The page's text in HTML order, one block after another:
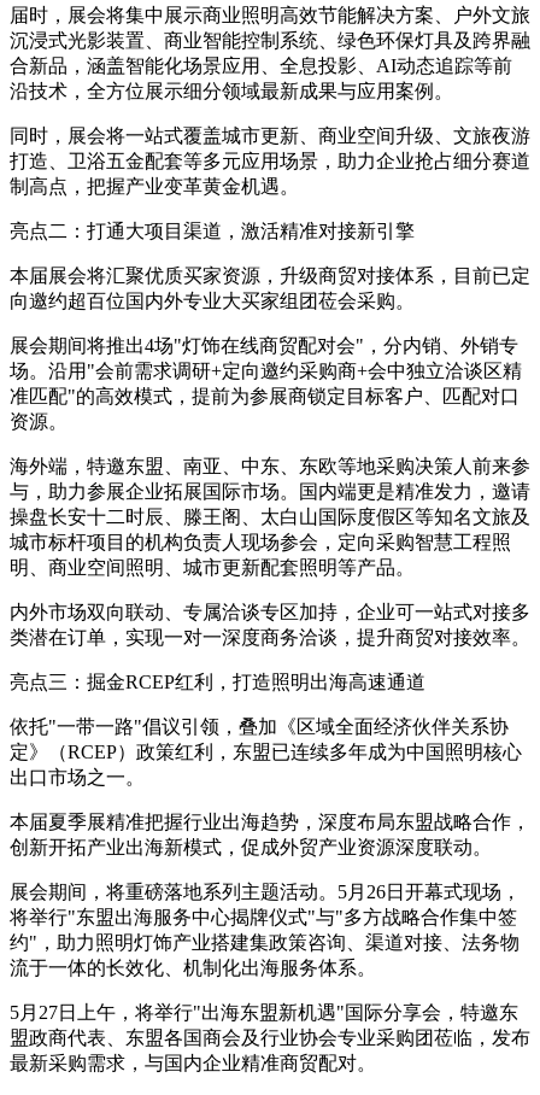
届时，展会将集中展示商业照明高效节能解决方案、户外文旅
沉浸式光影装置、商业智能控制系统、绿色环保灯具及跨界融
合新品，涵盖智能化场景应用、全息投影、AI动态追踪等前
沿技术，全方位展示细分领域最新成果与应用案例。
同时，展会将一站式覆盖城市更新、商业空间升级、文旅夜游
打造、卫浴五金配套等多元应用场景，助力企业抢占细分赛道
制高点，把握产业变革黄金机遇。
亮点二：打通大项目渠道，激活精准对接新引擎
本届展会将汇聚优质买家资源，升级商贸对接体系，目前已定
向邀约超百位国内外专业大买家组团莅会采购。
展会期间将推出4场"灯饰在线商贸配对会"，分内销、外销专
场。沿用"会前需求调研+定向邀约采购商+会中独立洽谈区精
准匹配"的高效模式，提前为参展商锁定目标客户、匹配对口
资源。
海外端，特邀东盟、南亚、中东、东欧等地采购决策人前来参
与，助力参展企业拓展国际市场。国内端更是精准发力，邀请
操盘长安十二时辰、滕王阁、太白山国际度假区等知名文旅及
城市标杆项目的机构负责人现场参会，定向采购智慧工程照
明、商业空间照明、城市更新配套照明等产品。
内外市场双向联动、专属洽谈专区加持，企业可一站式对接多
类潜在订单，实现一对一深度商务洽谈，提升商贸对接效率。
亮点三：掘金RCEP红利，打造照明出海高速通道
依托"一带一路"倡议引领，叠加《区域全面经济伙伴关系协
定》（RCEP）政策红利，东盟已连续多年成为中国照明核心
出口市场之一。
本届夏季展精准把握行业出海趋势，深度布局东盟战略合作，
创新开拓产业出海新模式，促成外贸产业资源深度联动。
展会期间，将重磅落地系列主题活动。5月26日开幕式现场，
将举行"东盟出海服务中心揭牌仪式"与"多方战略合作集中签
约"，助力照明灯饰产业搭建集政策咨询、渠道对接、法务物
流于一体的长效化、机制化出海服务体系。
5月27日上午，将举行"出海东盟新机遇"国际分享会，特邀东
盟政商代表、东盟各国商会及行业协会专业采购团莅临，发布
最新采购需求，与国内企业精准商贸配对。